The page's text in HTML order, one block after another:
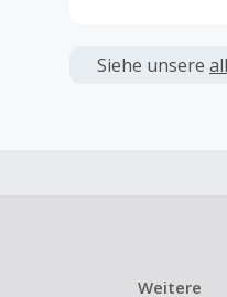
verwendet
Siehe unsere
Weitere